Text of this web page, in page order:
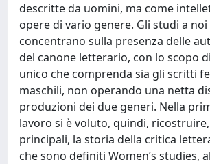
descritte da uomini, ma come
opere di vario genere. Gli studi a noi
concentrano sulla presenza delle
del canone letterario, con lo scopo
unico che comprenda sia gli scritti
maschili, non operando una netta
produzioni dei due generi. Nella
lavoro si è voluto, quindi,
principali, la storia della critica
che sono definiti Women’s studies,